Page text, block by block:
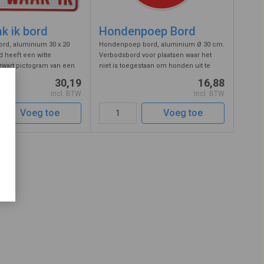
ik bord
aluminium 30 x 20
heeft een witte
pictogram van een
30,19
incl. BTW
Voeg toe
Hondenpoep Bord
Hondenpoep bord, aluminium Ø 30 cm.
Verbodsbord voor plaatsen waar het
niet is toegestaan om honden uit te
hondenpoep overlast bezorgt zoals
speelplaatsen voor kinderen, plantsoen
16,88
incl. BTW
Voeg toe